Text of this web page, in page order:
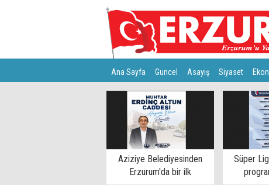
Ana Sayfa Guncel Asayiş Siyaset
Teknoloji
Aziziye Belediyesinden
Erzurum'da bir ilk
Süper